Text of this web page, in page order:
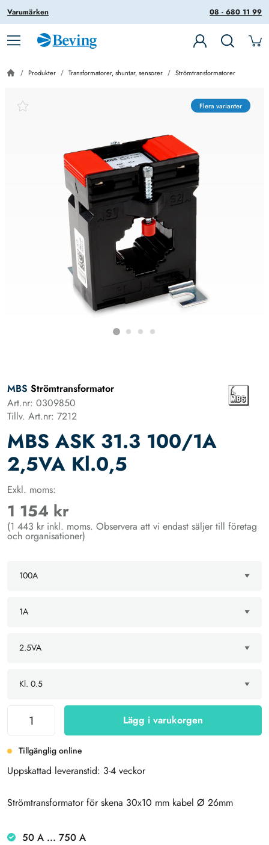
08 - 680 11 99
Varumärken
Produkter Transformatorer, shuntar, sensorer Strömtransformatorer
Flera varianter
MBS Strömtransformator
Art.nr: 0309850
Tillv. Art.nr: 7212
MBS ASK 31.3 100/1A
2,5VA Kl.0,5
Exkl. moms:
1 154 kr
(1 443 kr inkl. moms. Observera att vi endast säljer till företag
och organisationer)
Lägg i varukorgen
Tillgänglig online
Uppskattad leveranstid: 3-4 veckor
Strömtransformator för skena 30x10 mm kabel Ø 26mm
50 A ... 750 A